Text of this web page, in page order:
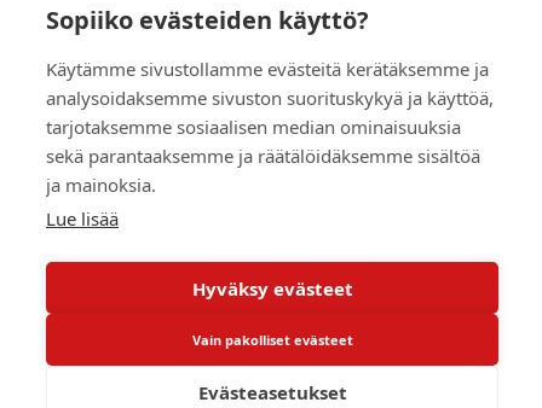
Sopiiko evästeiden käyttö?
Käytämme sivustollamme evästeitä kerätäksemme ja
analysoidaksemme sivuston suorituskykyä ja käyttöä,
tarjotaksemme sosiaalisen median ominaisuuksia
sekä parantaaksemme ja räätälöidäksemme sisältöä
ja mainoksia.
Lue lisää
Hyväksy evästeet
Vain pakolliset evästeet
Evästeasetukset
LEMPÄÄLÄ
37570 Lempäälä
VANTAA
Kiitoradantie 4
Eteläkaari 10
KUOPIO
Asentajankuja 4